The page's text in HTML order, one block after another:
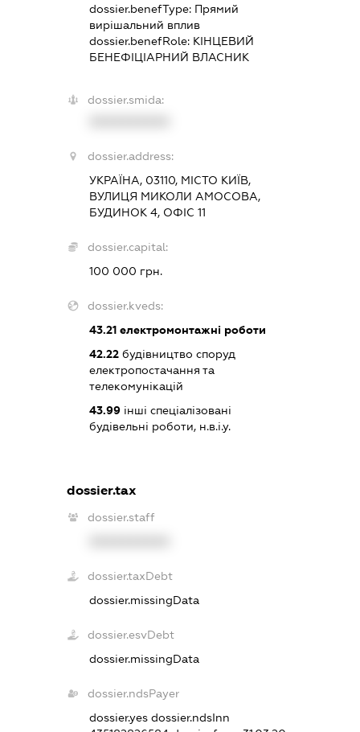
dossier.benefType: Прямий
вирішальний вплив
dossier.benefRole: КІНЦЕВИЙ
БЕНЕФІЦІАРНИЙ ВЛАСНИК
dossier.smida:
dossier.address:
УКРАЇНА, 03110, МІСТО КИЇВ,
ВУЛИЦЯ МИКОЛИ АМОСОВА,
БУДИНОК 4, ОФІС 11
dossier.capital:
100 000 грн.
dossier.kveds:
43.21 електромонтажні роботи
42.22 будівництво споруд
електропостачання та
телекомунікацій
43.99 інші спеціалізовані
будівельні роботи, н.в.і.у.
dossier.tax
dossier.staff
dossier.taxDebt
dossier.missingData
dossier.esvDebt
dossier.missingData
dossier.ndsPayer
dossier.yesdossier.ndsInn